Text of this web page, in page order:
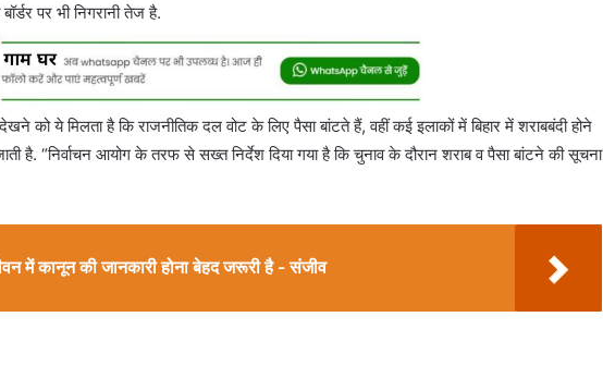
पर भी निगरानी तेज है.
को ये मिलता है कि राजनीतिक दल वोट के लिए पैसा बांटते हैं, वहीं कई इलाकों में बिहार में शराबबंदी होने
है. “निर्वाचन आयोग के तरफ से सख्त निर्देश दिया गया है कि चुनाव के दौरान शराब व पैसा बांटने की सूचना
में कानून की जानकारी होना बेहद जरूरी है - संजीव